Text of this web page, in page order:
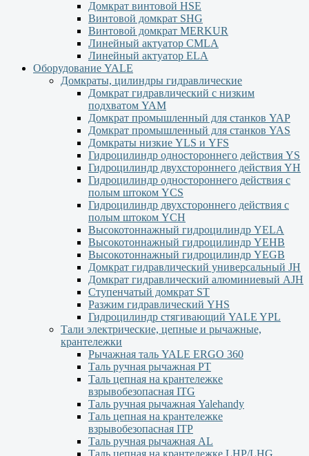
Домкрат винтовой HSE
Винтовой домкрат SHG
Винтовой домкрат MERKUR
Линейный актуатор CMLA
Линейный актуатор ЕLA
Оборудование YALE
Домкраты, цилиндры гидравлические
Домкрат гидравлический с низким
подхватом YAM
Домкрат промышленный для станков YAP
Домкрат промышленный для станков YAS
Домкраты низкие YLS и YFS
Гидроцилиндр одностороннего действия YS
Гидроцилиндр двухстороннего действия YН
Гидроцилиндр одностороннего действия с
полым штоком YСS
Гидроцилиндр двухстороннего действия с
полым штоком YСН
Высокотоннажный гидроцилиндр YELA
Высокотоннажный гидроцилиндр YEHВ
Высокотоннажный гидроцилиндр YEGВ
Домкрат гидравлический универсальный JH
Домкрат гидравлический алюминиевый АJH
Ступенчатый домкрат ST
Разжим гидравлический YHS
Гидроцилиндр стягивающий YALE YPL
Тали электрические, цепные и рычажные,
крантележки
Рычажная таль YALE ERGO 360
Таль ручная рычажная PT
Таль цепная на крантележке
взрывобезопасная ITG
Таль ручная рычажная Yalehandy
Таль цепная на крантележке
взрывобезопасная ITP
Таль ручная рычажная AL
Таль цепная на крантележке LHP/LHG